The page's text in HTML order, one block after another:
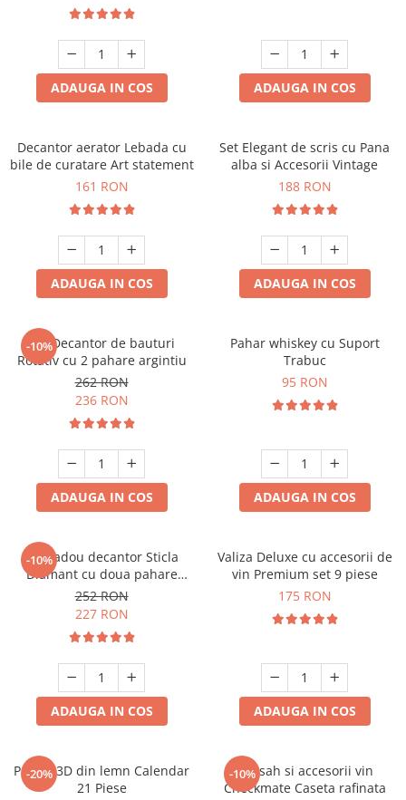
ADAUGA IN COS ADAUGA IN COS
Decantor aerator Lebada cu
bile de curatare Art statement
161 RON
ADAUGA IN COS
Set Elegant de scris cu Pana
alba si Accesorii Vintage
188 RON
ADAUGA IN COS
-10%
Set Decantor de bauturi
Rotativ cu 2 pahare argintiu
262 RON
236 RON
ADAUGA IN COS
Pahar whiskey cu Suport
Trabuc
95 RON
ADAUGA IN COS
-10%
Set cadou decantor Sticla
Diamant cu doua pahare
Deluxe
252 RON
227 RON
ADAUGA IN COS
Valiza Deluxe cu accesorii de
vin Premium set 9 piese
175 RON
ADAUGA IN COS
-20%
Puzzle 3D din lemn Calendar
21 Piese
-10%
Set sah si accesorii vin
Checkmate Caseta rafinata